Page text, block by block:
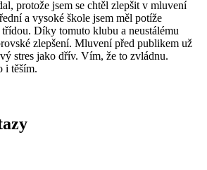
protože jsem se chtěl zlepšit v mluvení
a vysoké škole jsem měl potíže
třídou. Díky tomuto klubu a neustálému
zlepšení. Mluvení před publikem už
stres jako dřív. Vím, že to zvládnu.
i těším.